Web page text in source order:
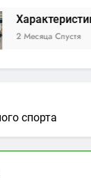
легких
спорта